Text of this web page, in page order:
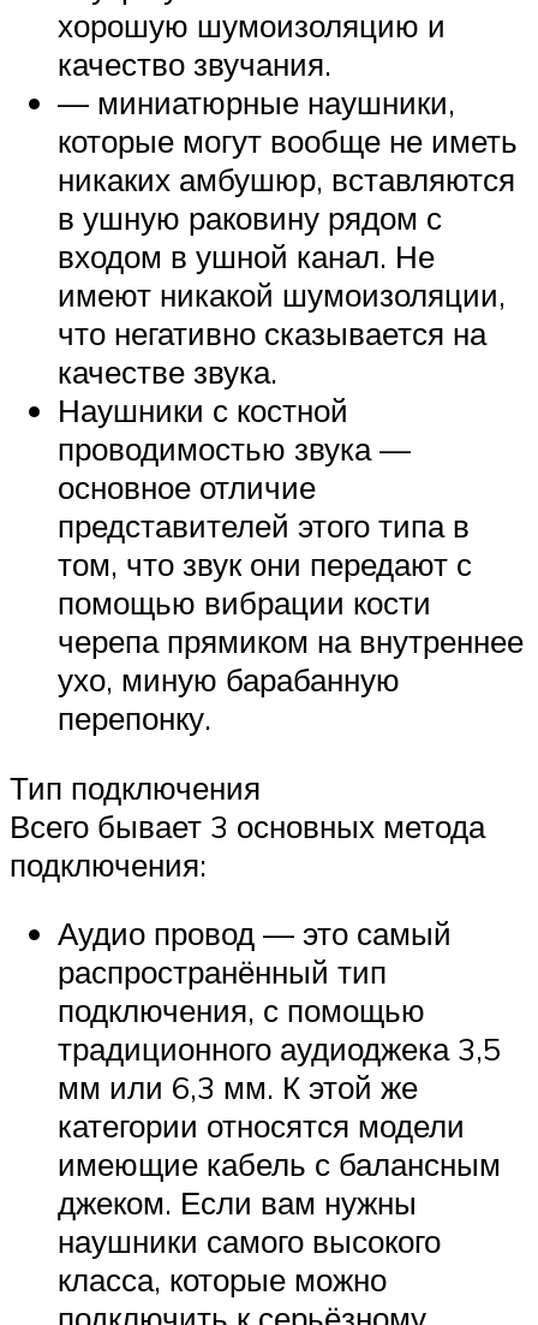
хорошую шумоизоляцию и
качество звучания.
— миниатюрные наушники,
которые могут вообще не иметь
никаких амбушюр, вставляются
в ушную раковину рядом с
входом в ушной канал. Не
имеют никакой шумоизоляции,
что негативно сказывается на
качестве звука.
Наушники с костной
проводимостью звука —
основное отличие
представителей этого типа в
том, что звук они передают с
помощью вибрации кости
черепа прямиком на внутреннее
ухо, миную барабанную
перепонку.
Тип подключения
Всего бывает 3 основных метода
подключения:
Аудио провод — это самый
распространённый тип
подключения, с помощью
традиционного аудиоджека 3,5
мм или 6,3 мм. К этой же
категории относятся модели
имеющие кабель с балансным
джеком. Если вам нужны
наушники самого высокого
класса, которые можно